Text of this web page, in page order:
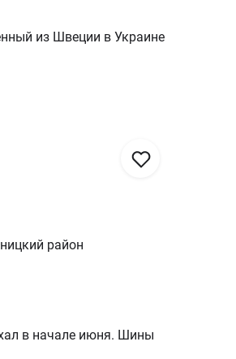
из Швеции в Украине
район
в начале июня. Шины